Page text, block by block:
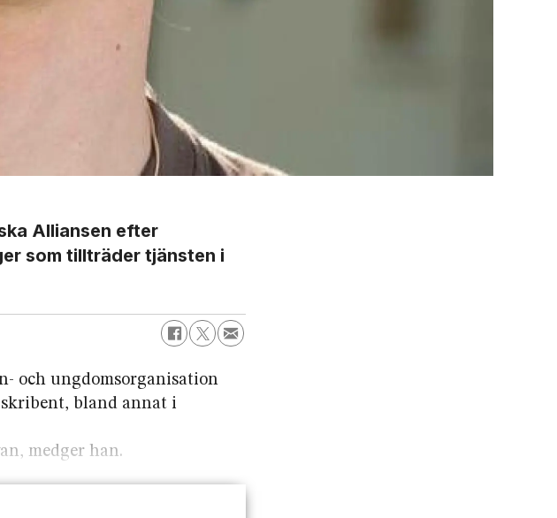
Alliansen efter
som tillträder tjänsten i
och ungdomsorganisation
skribent, bland annat i
medger han.